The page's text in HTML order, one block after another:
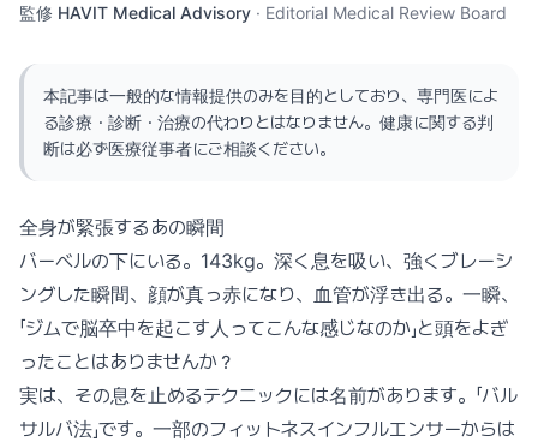
監修 HAVIT Medical Advisory · Editorial Medical Review Board
本記事は一般的な情報提供のみを目的としており、専門医によ
る診療・診断・治療の代わりとはなりません。健康に関する判
断は必ず医療従事者にご相談ください。
全身が緊張するあの瞬間
バーベルの下にいる。143kg。深く息を吸い、強くブレーシ
ングした瞬間、顔が真っ赤になり、血管が浮き出る。一瞬、
「ジムで脳卒中を起こす人ってこんな感じなのか」と頭をよぎ
ったことはありませんか？
実は、その息を止めるテクニックには名前があります。「バル
サルバ法」です。一部のフィットネスインフルエンサーからは